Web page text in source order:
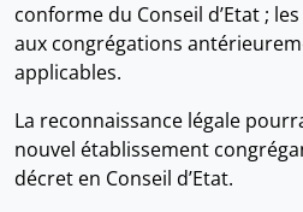
conforme du Conseil d’Etat ;
aux congrégations
applicables.
La reconnaissance légale
nouvel établissement
décret en Conseil d’Etat.